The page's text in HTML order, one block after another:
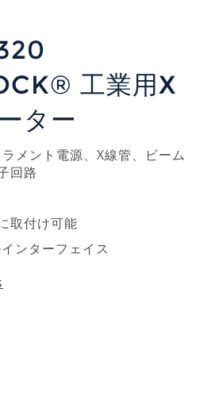
工業用X
ター
メント電源、X線管、ビーム
回路
取付け可能
ンターフェイス